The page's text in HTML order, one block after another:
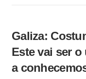
Galiza:
Este vai ser
a